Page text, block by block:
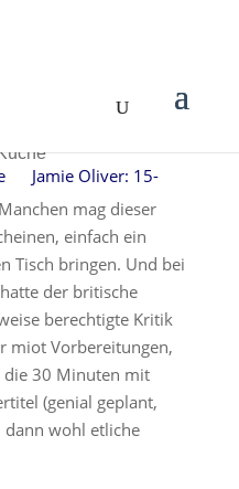
Jamie Oliver: 15-
mag dieser
einfach ein
Tisch bringen. Und bei
der britische
berechtigte Kritik
miot Vorbereitungen,
die 30 Minuten mit
(genial geplant,
dann wohl etliche